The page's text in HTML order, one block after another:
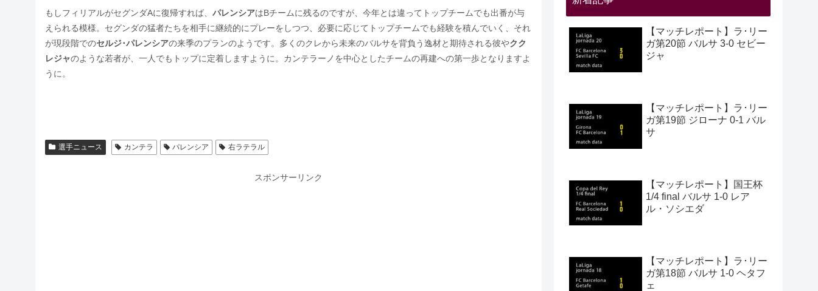
もしフィリアルがセグンダAに復帰すれば、 パレンシアはBチームに残るのですが、今年とは違ってトップチームでも出番が与
えられる模様。セグンダの猛者たちを相手に継続的にプレーをしつつ、必要に応じてトップチームでも経験を積んでいく、それ
が現段階でのセルジ･パレンシアの来季のプランのようです。多くのクレから未来のバルサを背負う逸材と期待される彼やクク
レジャのような若者が、一人でもトップに定着しますように。カンテラーノを中心としたチームの再建への第一歩となりますよ
うに。
選手ニュース カンテラ パレンシア 右ラテラル
スポンサーリンク
【マッチレポート】ラ･リー
ガ第20節 バルサ 3-0 セビー
ジャ
【マッチレポート】ラ･リー
ガ第19節 ジローナ 0-1 バル
サ
【マッチレポート】国王杯
1/4 final バルサ 1-0 レア
ル・ソシエダ
【マッチレポート】ラ･リー
ガ第18節 バルサ 1-0 ヘタフ
ェ